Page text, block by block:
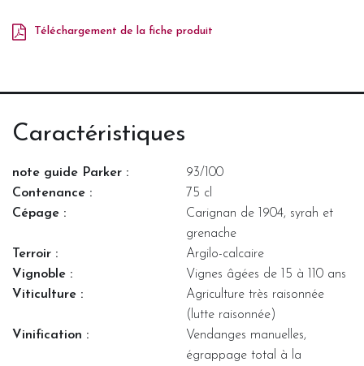
Téléchargement de la fiche produit
Caractéristiques
note guide Parker :
93/100
Contenance :
75 cl
Cépage :
Carignan de 1904, syrah et
grenache
Terroir :
Argilo-calcaire
Vignoble :
Vignes âgées de 15 à 110 ans
Viticulture :
Agriculture très raisonnée
(lutte raisonnée)
Vinification :
Vendanges manuelles,
égrappage total à la